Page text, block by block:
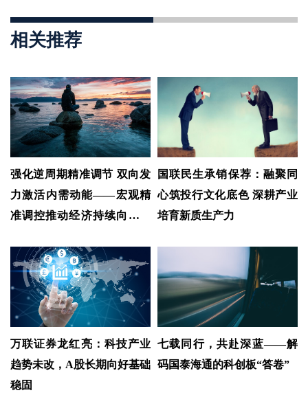
相关推荐
强化逆周期精准调节 双向发
力激活内需动能——宏观精
准调控推动经济持续向优向
国联民生承销保荐：融聚同
心筑投行文化底色 深耕产业
培育新质生产力
万联证券龙红亮：科技产业
趋势未改，A股长期向好基础
稳固
七载同行，共赴深蓝——解
码国泰海通的科创板“答卷”